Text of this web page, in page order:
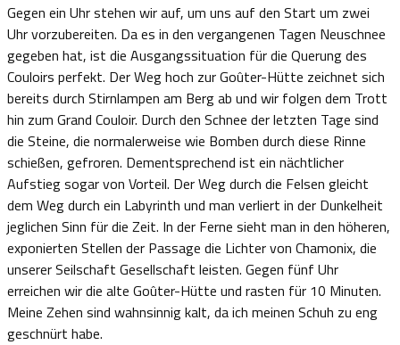
Gegen ein Uhr stehen wir auf, um uns auf den Start um zwei
Uhr vorzubereiten. Da es in den vergangenen Tagen Neuschnee
gegeben hat, ist die Ausgangssituation für die Querung des
Couloirs perfekt. Der Weg hoch zur Goûter-Hütte zeichnet sich
bereits durch Stirnlampen am Berg ab und wir folgen dem Trott
hin zum Grand Couloir. Durch den Schnee der letzten Tage sind
die Steine, die normalerweise wie Bomben durch diese Rinne
schießen, gefroren. Dementsprechend ist ein nächtlicher
Aufstieg sogar von Vorteil. Der Weg durch die Felsen gleicht
dem Weg durch ein Labyrinth und man verliert in der Dunkelheit
jeglichen Sinn für die Zeit. In der Ferne sieht man in den höheren,
exponierten Stellen der Passage die Lichter von Chamonix, die
unserer Seilschaft Gesellschaft leisten. Gegen fünf Uhr
erreichen wir die alte Goûter-Hütte und rasten für 10 Minuten.
Meine Zehen sind wahnsinnig kalt, da ich meinen Schuh zu eng
geschnürt habe.